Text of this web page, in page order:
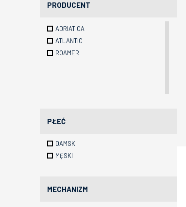
PRODUCENT
ADRIATICA
ATLANTIC
ROAMER
PŁEĆ
DAMSKI
MĘSKI
MECHANIZM